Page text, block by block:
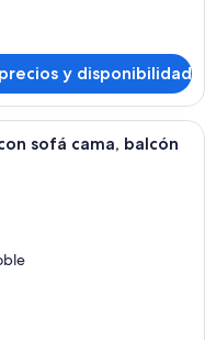
y disponibilidad
de hotel con dos camas,
sofá cama, balcón